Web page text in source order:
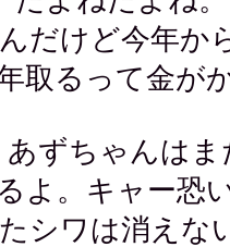
だけど今年か
取るって金が
ずちゃんはま
よ。キャー恐
シワは消えな